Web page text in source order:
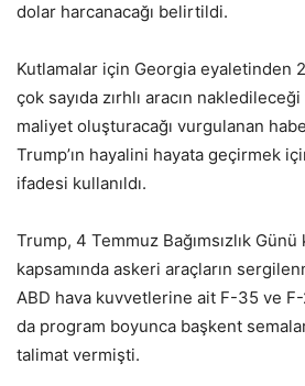
dolar harcanacağı belirtildi.
Kutlamalar için Georgia eyaletinden
çok sayıda zırhlı aracın
maliyet oluşturacağı vurgulanan
Trump’ın hayalini hayata geçirmek
ifadesi kullanıldı.
Trump, 4 Temmuz Bağımsızlık Günü
kapsamında askeri araçların
ABD hava kuvvetlerine ait F-35 ve F-
da program boyunca başkent
talimat vermişti.